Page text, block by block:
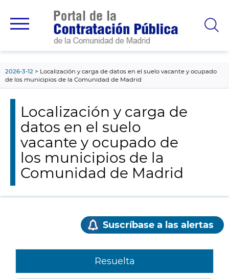
principal
2026-3-12
Localización y carga de datos en el suelo vacante y ocupado
de los municipios de la Comunidad de Madrid
Localización y carga de
datos en el suelo
vacante y ocupado de
los municipios de la
Comunidad de Madrid
Suscríbase a las alertas
Resuelta